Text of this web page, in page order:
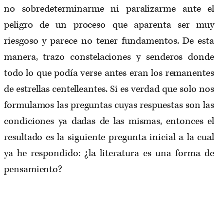
no sobredeterminarme ni paralizarme ante el
peligro de un proceso que aparenta ser muy
riesgoso y parece no tener fundamentos. De esta
manera, trazo constelaciones y senderos donde
todo lo que podía verse antes eran los remanentes
de estrellas centelleantes. Si es verdad que solo nos
formulamos las preguntas cuyas respuestas son las
condiciones ya dadas de las mismas, entonces el
resultado es la siguiente pregunta inicial a la cual
ya he respondido: ¿la literatura es una forma de
pensamiento?